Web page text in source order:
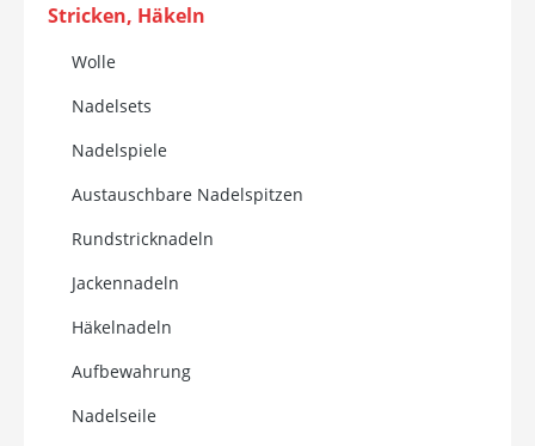
Stricken, Häkeln
Wolle
Nadelsets
Nadelspiele
Austauschbare Nadelspitzen
Rundstricknadeln
Jackennadeln
Häkelnadeln
Aufbewahrung
Nadelseile